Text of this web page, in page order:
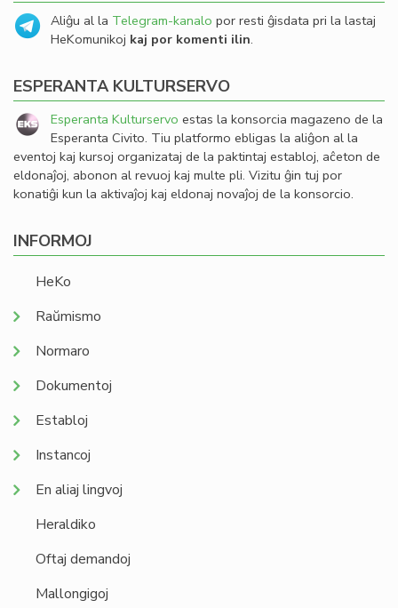
Aliĝu al la Telegram-kanalo por resti ĝisdata pri la lastaj
HeKomunikoj kaj por komenti ilin.
ESPERANTA KULTURSERVO
Esperanta Kulturservo estas la konsorcia magazeno de la
Esperanta Civito. Tiu platformo ebligas la aliĝon al la
eventoj kaj kursoj organizataj de la paktintaj establoj, aĉeton de
eldonaĵoj, abonon al revuoj kaj multe pli. Vizitu ĝin tuj por
konatiĝi kun la aktivaĵoj kaj eldonaj novaĵoj de la konsorcio.
INFORMOJ
HeKo
Raŭmismo
Normaro
Dokumentoj
Establoj
Instancoj
En aliaj lingvoj
Heraldiko
Oftaj demandoj
Mallongigoj